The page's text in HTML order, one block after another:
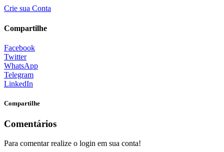
Crie sua Conta
Compartilhe
Facebook
Twitter
WhatsApp
Telegram
LinkedIn
Compartilhe
Comentários
Para comentar realize o login em sua conta!